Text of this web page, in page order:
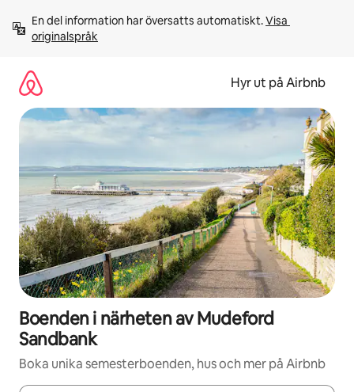
innehåll
En del information har översatts automatiskt. Visa
originalspråk
Hyr ut på Airbnb
Boenden i närheten av Mudeford
Sandbank
Boka unika semesterboenden, hus och mer på Airbnb